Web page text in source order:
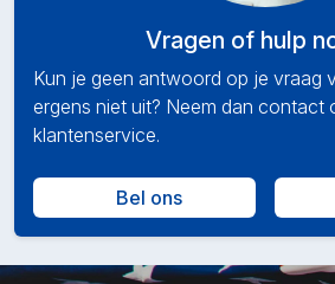
Vragen of hulp
Kun je geen antwoord op je vraag
ergens niet uit? Neem dan contact
klantenservice.
Bel ons